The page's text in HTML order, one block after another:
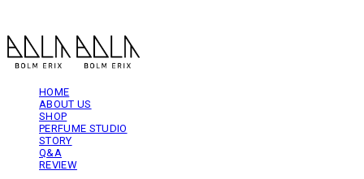
HOME
ABOUT US
SHOP
PERFUME STUDIO
STORY
Q&A
REVIEW